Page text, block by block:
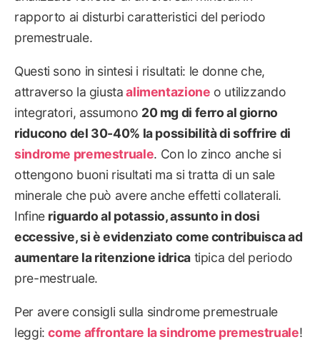
rapporto ai disturbi caratteristici del periodo
premestruale.
Questi sono in sintesi i risultati: le donne che,
attraverso la giustaalimentazione o utilizzando
integratori, assumono 20 mg di ferro al giorno
riducono del 30-40% la possibilità di soffrire di
sindrome premestruale. Con lo zinco anche si
ottengono buoni risultati ma si tratta di un sale
minerale che può avere anche effetti collaterali.
Infine riguardo al potassio, assunto in dosi
eccessive, si è evidenziato come contribuisca ad
aumentare la ritenzione idricatipica del periodo
pre-mestruale.
Per avere consigli sulla sindrome premestruale
leggi:come affrontare la sindrome premestruale!